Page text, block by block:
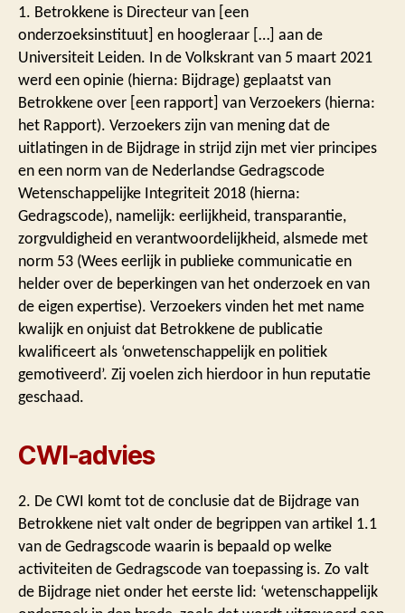
1. Betrokkene is Directeur van [een
onderzoeksinstituut] en hoogleraar […] aan de
Universiteit Leiden. In de Volkskrant van 5 maart 2021
werd een opinie (hierna: Bijdrage) geplaatst van
Betrokkene over [een rapport] van Verzoekers (hierna:
het Rapport). Verzoekers zijn van mening dat de
uitlatingen in de Bijdrage in strijd zijn met vier principes
en een norm van de Nederlandse Gedragscode
Wetenschappelijke Integriteit 2018 (hierna:
Gedragscode), namelijk: eerlijkheid, transparantie,
zorgvuldigheid en verantwoordelijkheid, alsmede met
norm 53 (Wees eerlijk in publieke communicatie en
helder over de beperkingen van het onderzoek en van
de eigen expertise). Verzoekers vinden het met name
kwalijk en onjuist dat Betrokkene de publicatie
kwalificeert als ‘onwetenschappelijk en politiek
gemotiveerd’. Zij voelen zich hierdoor in hun reputatie
geschaad.
CWI-advies
2. De CWI komt tot de conclusie dat de Bijdrage van
Betrokkene niet valt onder de begrippen van artikel 1.1
van de Gedragscode waarin is bepaald op welke
activiteiten de Gedragscode van toepassing is. Zo valt
de Bijdrage niet onder het eerste lid: ‘wetenschappelijk